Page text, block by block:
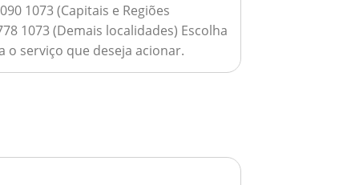
1073 (Capitais e Regiões
1073 (Demais localidades) Escolha
o serviço que deseja acionar.